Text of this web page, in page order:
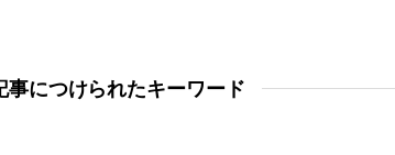
事につけられたキーワード